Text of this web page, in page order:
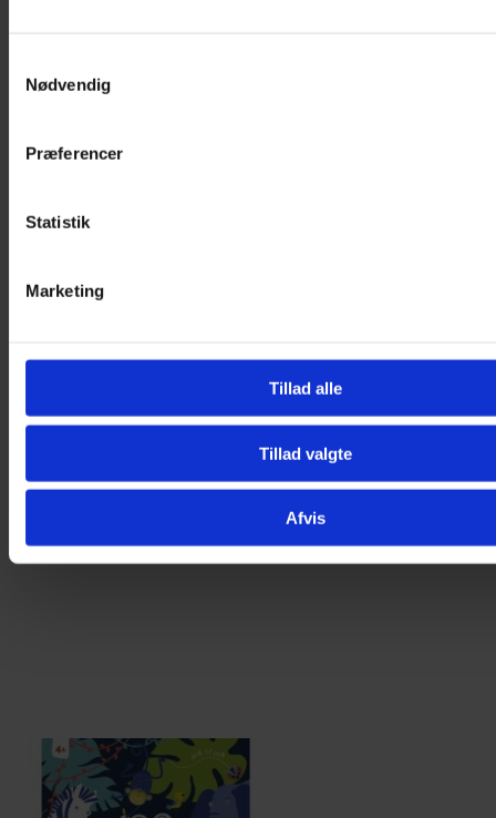
Nødvendig
Præferencer
Statistik
Marketing
Tillad alle
Tillad valgte
Afvis
Genanvendelig og nem at bruge
Læs altid brugsanvisningen og sikkerhedsinformationen før
brug. Produktet er ikke egnet til børn under 3 år og bør ikke
Du kunne også være interesseret i…